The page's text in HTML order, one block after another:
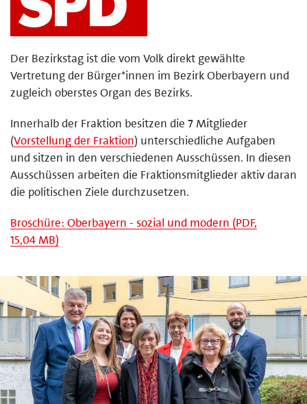
Der Bezirkstag ist die vom Volk direkt gewählte
Vertretung der Bürger*innen im Bezirk Oberbayern und
zugleich oberstes Organ des Bezirks.
Innerhalb der Fraktion besitzen die 7 Mitglieder
(Vorstellung der Fraktion) unterschiedliche Aufgaben
und sitzen in den verschiedenen Ausschüssen. In diesen
Ausschüssen arbeiten die Fraktionsmitglieder aktiv daran
die politischen Ziele durchzusetzen.
Broschüre: Oberbayern - sozial und modern (PDF,
15,04 MB)